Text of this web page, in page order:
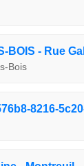
BOIS - Rue
Bois
8216-